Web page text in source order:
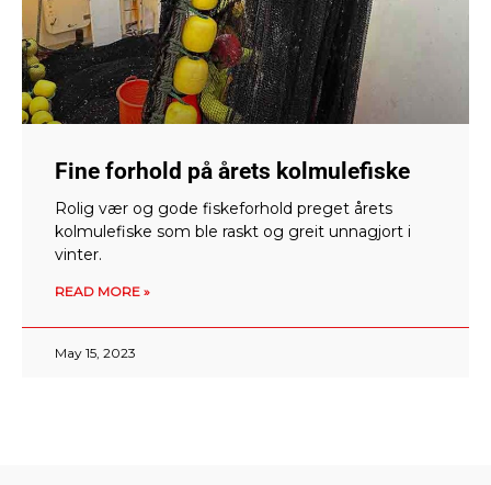
Fine forhold på årets kolmulefiske
Rolig vær og gode fiskeforhold preget årets
kolmulefiske som ble raskt og greit unnagjort i
vinter.
READ MORE »
May 15, 2023